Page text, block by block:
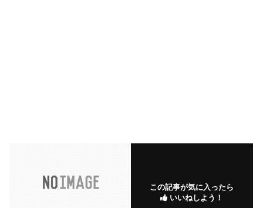
この記事が気に入ったら
いいねしよう！